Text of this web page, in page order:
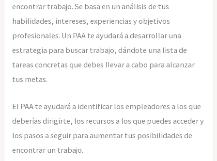
encontrar trabajo. Se basa en un análisis de tus
habilidades, intereses, experiencias y objetivos
profesionales. Un PAA te ayudará a desarrollar una
estrategia para buscar trabajo, dándote una lista de
tareas concretas que debes llevar a cabo para alcanzar
tus metas.
El PAA te ayudará a identificar los empleadores a los que
deberías dirigirte, los recursos a los que puedes acceder y
los pasos a seguir para aumentar tus posibilidades de
encontrar un trabajo.